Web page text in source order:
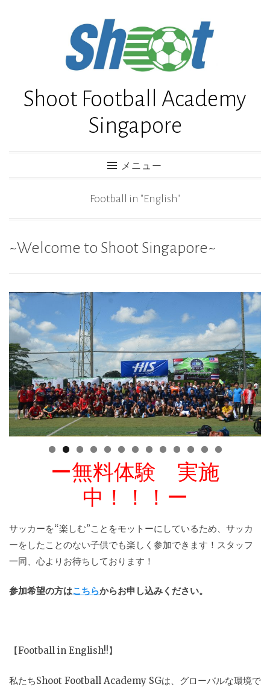
Shoot Football Academy
Singapore
メニュー
Football in "English"
~Welcome to Shoot Singapore~
ー無料体験 実施
中！！！ー
サッカーを“楽しむ”ことをモットーにしているため、サッカ
ーをしたことのない子供でも楽しく参加できます！スタッフ
一同、心よりお待ちしております！
参加希望の方はこちらからお申し込みください。
【Football in English!!】
私たちShoot Football Academy SGは、グローバルな環境で